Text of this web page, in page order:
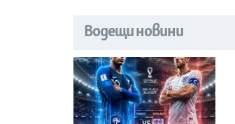
Водещи новини